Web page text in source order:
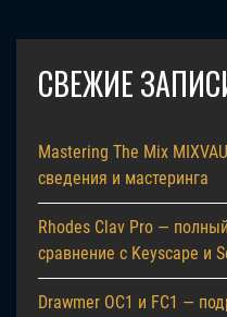
СВЕЖИЕ
Mastering The Mix
сведения и мастеринга
Rhodes Clav Pro —
сравнение с Keyscape и
Drawmer OC1 и FC1 —